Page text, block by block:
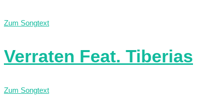
Zum Songtext
Verraten Feat. Tiberias
Zum Songtext